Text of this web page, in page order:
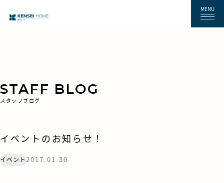
MENU
STAFF BLOG
スタッフブログ
イベントのお知らせ！
イベント2017.01.30